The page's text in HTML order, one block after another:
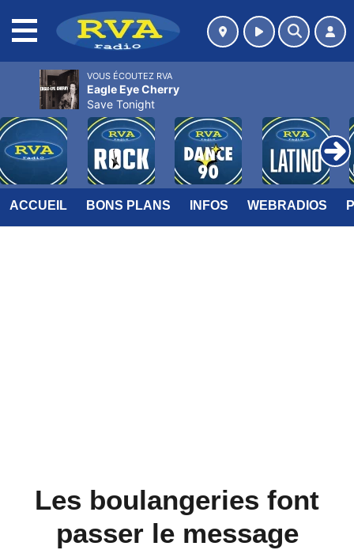
ACCUEIL BONS PLANS INFOS WEBRADIOS
Les boulangeries font
passer le message
VOUS ÉCOUTEZ RVA
Eagle Eye Cherry
Save Tonight